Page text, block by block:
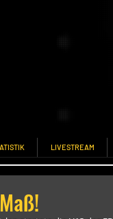
LIVESTREAM